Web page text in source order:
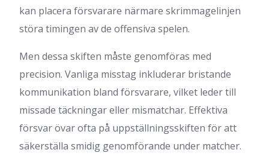
kan placera försvarare närmare skrimmagelinjen
störa timingen av de offensiva spelen.
Men dessa skiften måste genomföras med
precision. Vanliga misstag inkluderar bristande
kommunikation bland försvarare, vilket leder till
missade täckningar eller mismatchar. Effektiva
försvar övar ofta på uppställningsskiften för att
säkerställa smidig genomförande under matcher.